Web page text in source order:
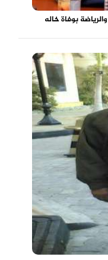
بوفاة خاله